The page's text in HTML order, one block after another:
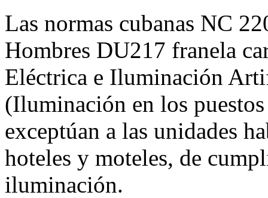
Las normas cubanas NC
Hombres DU217 franela
Eléctrica e Iluminación
(Iluminación en los
exceptúan a las unidades
hoteles y moteles, de
iluminación.